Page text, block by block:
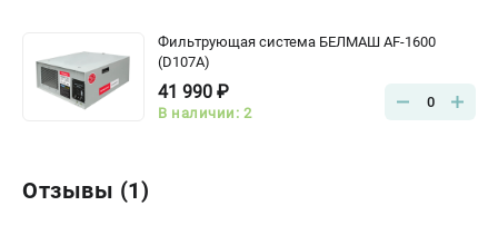
Фильтрующая система БЕЛМАШ AF-1600
(D107A)
41 990 ₽
В наличии: 2
0
Отзывы (1)